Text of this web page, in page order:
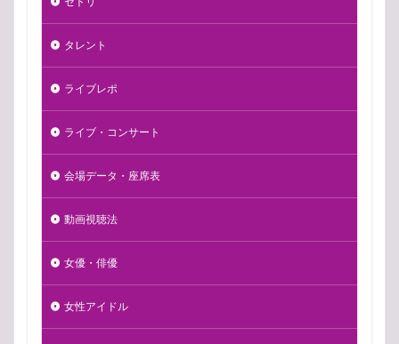
タレント
ライブレポ
ライブ・コンサート
会場データ・座席表
動画視聴法
女優・俳優
女性アイドル